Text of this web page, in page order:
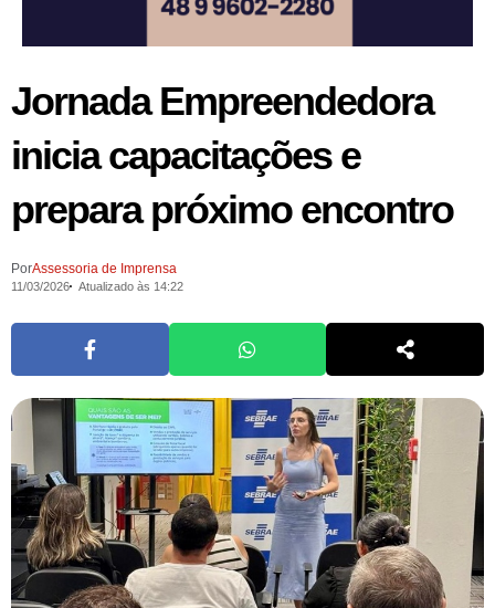
Jornada Empreendedora
inicia capacitações e
prepara próximo encontro
PorAssessoria de Imprensa
11/03/2026 Atualizado às 14:22